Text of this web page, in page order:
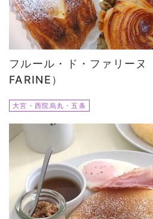
フルール・ド・ファリーヌ
FARINE）
大宮・西院烏丸・五条